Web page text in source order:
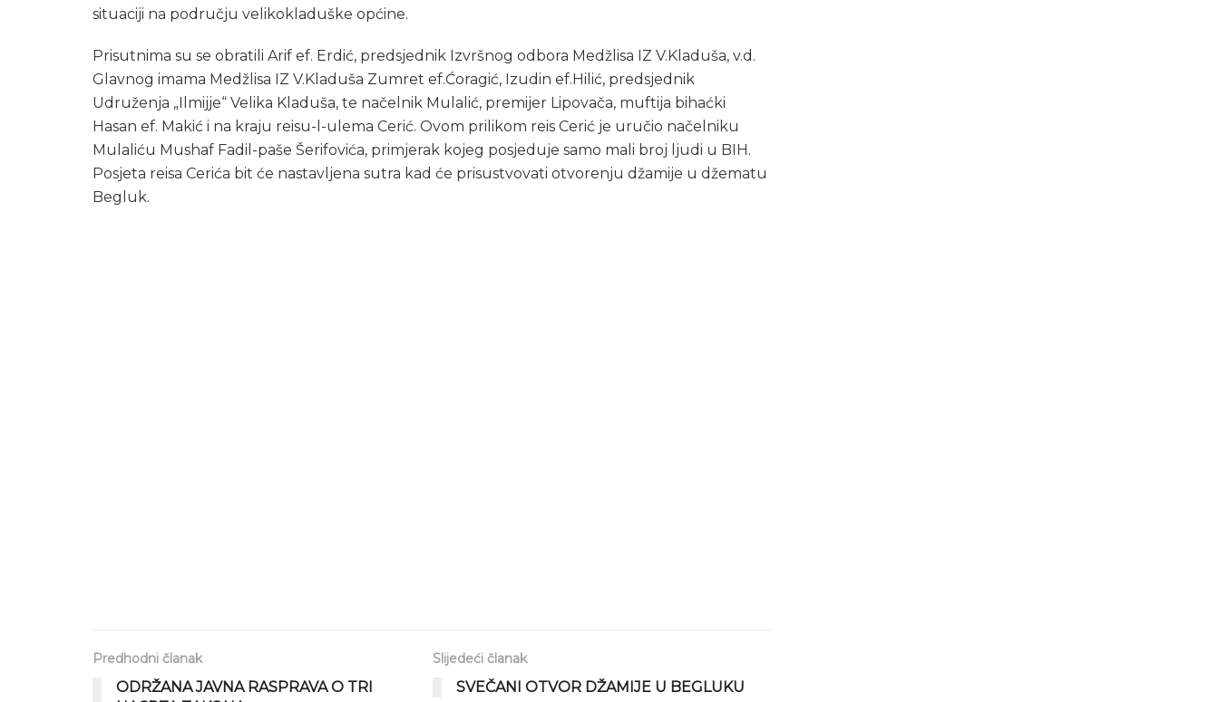
situaciji na području velikokladuške općine.
Prisutnima su se obratili Arif ef. Erdić, predsjednik Izvršnog odbora Medžlisa IZ V.Kladuša, v.d.
Glavnog imama Medžlisa IZ V.Kladuša Zumret ef.Ćoragić, Izudin ef.Hilić, predsjednik
Udruženja „Ilmijje“ Velika Kladuša, te načelnik Mulalić, premijer Lipovača, muftija bihaćki
Hasan ef. Makić i na kraju reisu-l-ulema Cerić. Ovom prilikom reis Cerić je uručio načelniku
Mulaliću Mushaf Fadil-paše Šerifovića, primjerak kojeg posjeduje samo mali broj ljudi u BIH.
Posjeta reisa Cerića bit će nastavljena sutra kad će prisustvovati otvorenju džamije u džematu
Begluk.
Predhodni članak
ODRŽANA JAVNA RASPRAVA O TRI
Slijedeći članak
SVEČANI OTVOR DŽAMIJE U BEGLUKU